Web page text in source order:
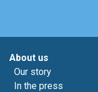
About us
Our story
In the press